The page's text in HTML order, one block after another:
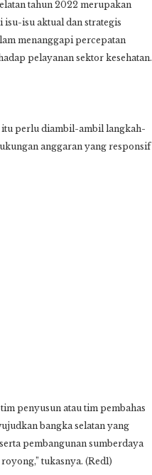
tahun 2022 merupakan
isu aktual dan strategis
menanggapi percepatan
pelayanan sektor kesehatan.
itu perlu diambil-ambil langkah-
anggaran yang responsif
penyusun atau tim pembahas
bangka selatan yang
pembangunan sumberdaya
tukasnya. (Red1)